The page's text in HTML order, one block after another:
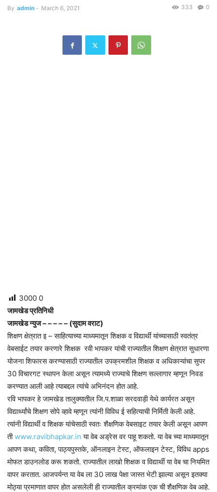
By admin - March 6, 2021 0
333
3000 0
जामखेड प्रतिनिधी
जामखेड न्युज – – – – – (सुदाम वराट)
शिक्षण क्षेत्रात इ – साहित्याच्या माध्यमातून शिक्षक व विद्यार्थी यांच्यासाठी स्वतंत्र
वेबसाईट तयार करणारे शिक्षक रवी भापकर यांची राज्यातील शिक्षण क्षेत्रात सुधारणा
योजना शिफारस करण्यासाठी राज्यातील उपक्रमशील शिक्षक व अधिकाऱ्यांचा सुपर
30 विचारगट स्थापन केला असून त्यामध्ये राज्याचे शिक्षण सल्लागार म्हणून निवड
करण्यात आली आहे त्याबद्दल त्यांचे अभिनंदन होत आहे.
रवि भापकर हे जामखेड तालुक्यातील जि.प.शाळा सरदवाड़ी येथे कार्यरत असून
विद्यार्थ्यांचे शिक्षण सोपे व्हावे म्हणून त्यांनी विविध ई सहित्याची निर्मिती केली आहे.
त्यांनी विद्यार्थी व शिक्षक यांचेसाठी स्वतः शैक्षणिक वेबसाइट तयार केली असून आपण
तीwww.ravibhapkar.in या वेब अड्रेस वर पाहू शकतो. या वेब च्या माध्यमातून
आपण कथा, कविता, पाठ्यपुस्तके, ऑनलाइन टेस्ट, ऑफलाइन टेस्ट, विविध apps
मोफत डाउनलोड करू शकतो. राज्यातील लाखो शिक्षक व विद्यार्थी या वेब चा नियमित
वापर करतात. आजपर्यन्त या वेब ला 30 लाख पेक्षा जास्त भेटी झाल्या असून इतक्या
मोठ्या प्रमाणात वापर होत असलेली ही राज्यातील क्रमांक एक ची शैक्षणिक वेब आहे.